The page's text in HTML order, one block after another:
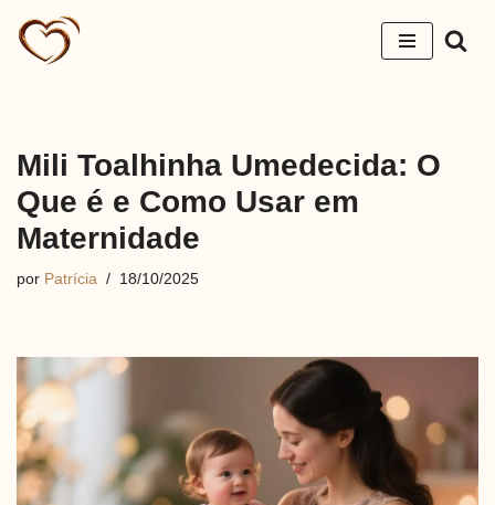
Pular
Mili Toalhinha Umedecida: O
Que é e Como Usar em
Maternidade
por Patrícia 18/10/2025